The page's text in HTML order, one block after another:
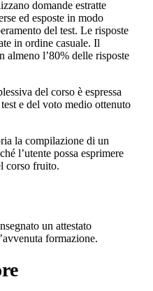
domande estratte
ed esposte in modo
del test. Le risposte
in ordine casuale. Il
almeno l’80% delle risposte
del corso è espressa
e del voto medio ottenuto
la compilazione di un
l’utente possa esprimere
corso fruito.
un attestato
formazione.